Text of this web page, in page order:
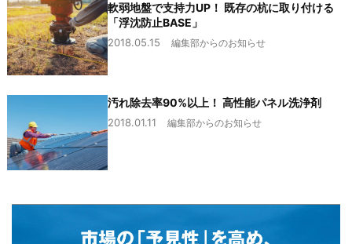
軟弱地盤で支持力UP！ 既存の杭に取り付ける
「浮沈防止BASE」
2018.05.15 編集部からのお知らせ
汚れ除去率90%以上！ 高性能パネル洗浄剤
2018.01.11 編集部からのお知らせ